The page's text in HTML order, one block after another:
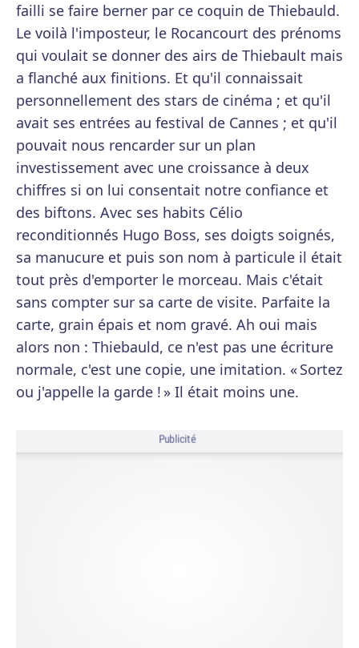
failli se faire berner par ce coquin de Thiebauld.
Le voilà l'imposteur, le Rocancourt des prénoms
qui voulait se donner des airs de Thiebault mais
a flanché aux finitions. Et qu'il connaissait
personnellement des stars de cinéma ; et qu'il
avait ses entrées au festival de Cannes ; et qu'il
pouvait nous rencarder sur un plan
investissement avec une croissance à deux
chiffres si on lui consentait notre confiance et
des biftons. Avec ses habits Célio
reconditionnés Hugo Boss, ses doigts soignés,
sa manucure et puis son nom à particule il était
tout près d'emporter le morceau. Mais c'était
sans compter sur sa carte de visite. Parfaite la
carte, grain épais et nom gravé. Ah oui mais
alors non : Thiebauld, ce n'est pas une écriture
normale, c'est une copie, une imitation. « Sortez
ou j'appelle la garde ! » Il était moins une.
Publicité